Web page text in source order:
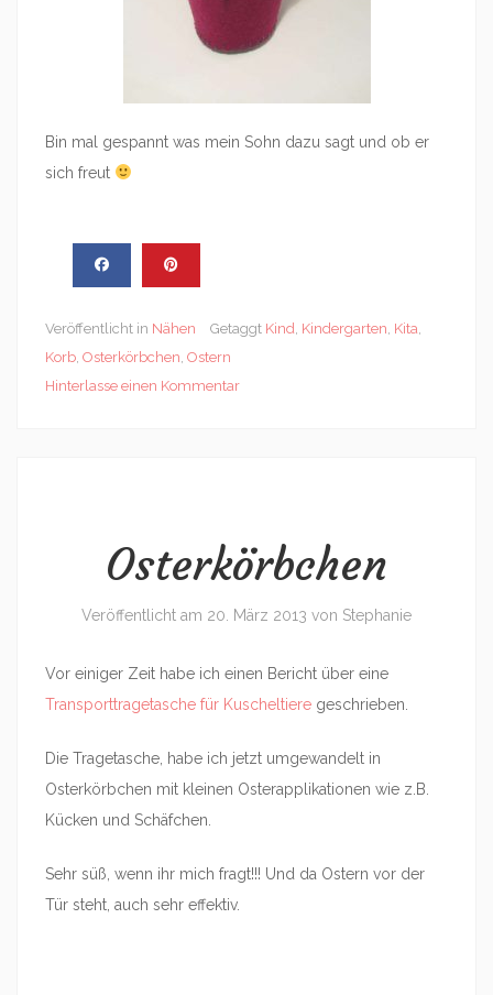
Bin mal gespannt was mein Sohn dazu sagt und ob er
sich freut
Veröffentlicht in Nähen Getaggt Kind, Kindergarten, Kita,
Korb, Osterkörbchen, Ostern
Hinterlasse einen Kommentar
Osterkörbchen
Veröffentlicht am 20. März 2013 von Stephanie
Vor einiger Zeit habe ich einen Bericht über eine
Transporttragetasche für Kuscheltiere geschrieben.
Die Tragetasche, habe ich jetzt umgewandelt in
Osterkörbchen mit kleinen Osterapplikationen wie z.B.
Kücken und Schäfchen.
Sehr süß, wenn ihr mich fragt!!! Und da Ostern vor der
Tür steht, auch sehr effektiv.